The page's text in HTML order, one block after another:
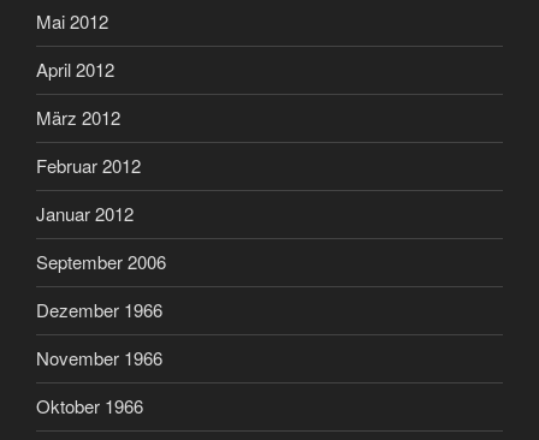
Mai 2012
April 2012
März 2012
Februar 2012
Januar 2012
September 2006
Dezember 1966
November 1966
Oktober 1966